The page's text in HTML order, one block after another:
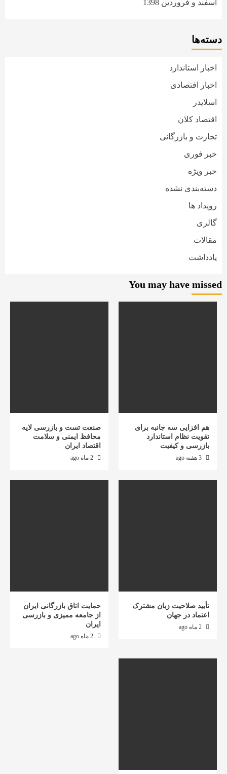
اسفند و فروردین 1398
دسته‌ها
اخبار استاندارد
اخبار اقتصادی
اسلایدر
اقتصاد کلان
تجارت و بازرگانی
خبر فوری
خبر ویژه
دسته‌بندی نشده
رویداد ها
گالری
مقالات
یادداشت
You may have missed
هم افزایی سه جانبه برای
تقویت نظام استاندارد
بازرسی و کیفیت
صنعت تست و بازرسی لایه
محافظ ایمنی و سلامت
اقتصاد ایران
تأیید صلاحیت زبان مشترک
اعتماد در جهان
حمایت اتاق بازرگانی ایران
از جامعه ممیزی و بازرسی
ایران